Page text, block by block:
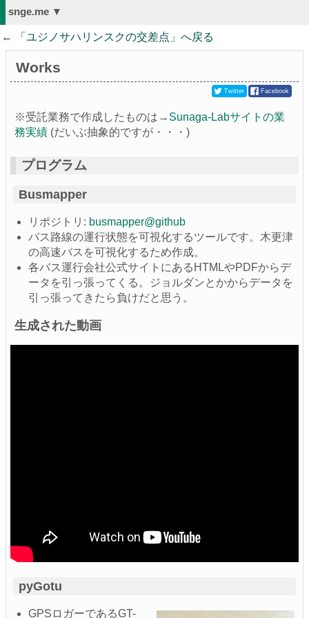
snge.me ▼
← 「 ユジノサハリンスクの交差点 」へ戻る
Works
Twitter Facebook
※受託業務で作成したものは→ Sunaga-Labサイトの業
務実績 (だいぶ抽象的ですが・・・)
プログラム
Busmapper
リポジトリ: busmapper@github
バス路線の運行状態を可視化するツールです。木更津
の高速バスを可視化するため作成。
各バス運行会社公式サイトにあるHTMLやPDFからデ
ータを引っ張ってくる。ジョルダンとかからデータを
引っ張ってきたら負けだと思う。
生成された動画
pyGotu
GPSロガーであるGT-